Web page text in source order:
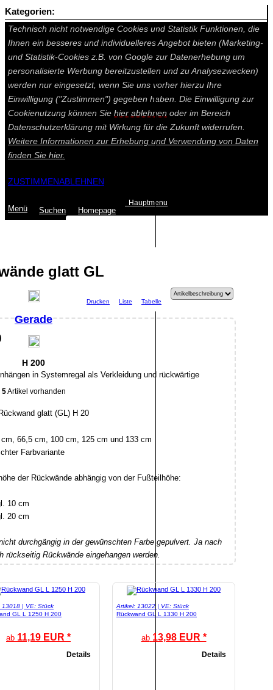
Auf dieser Seite werden technisch notwendige Cookies gesetzt.
Technisch nicht notwendige Cookies und Statistik Funktionen, die
Ihnen ein besseres und individuelleres Angebot bieten (Marketing-
und Statistik-Cookies z.B. von Google zur Datenerhebung um
personalisierte Werbung bereitzustellen und zu Analysezwecken)
werden nur eingesetzt, wenn Sie uns vorher hierzu Ihre
Einwilligung ("Zustimmen") gegeben haben. Die Einwilligung zur
Cookienutzung können Sie hier ablehnen oder im Bereich
Datenschutzerklärung mit Wirkung für die Zukunft widerrufen.
Weitere Informationen zur Erhebung und Verwendung von Daten
finden Sie hier.
ZUSTIMMENABLEHNEN
Menü Suchen Homepage
Hauptmenu
glatt GL
Gerade
H 200
5Artikel vorhanden
Drucken Liste Tabelle
in Systemregal als Verkleidung und rückwärtige
66,5 cm, 100 cm, 125 cm und 133 cm
Farbvariante
der Rückwände abhängig von der Fußteilhöhe:
10 cm
20 cm
durchgängig in der gewünschten Farbe gepulvert. Ja nach
Rückwände eingehangen werden.
13018 | VE: Stück
GL L 1250 H 200
ab 11,19 EUR *
Details
Artikel: 13022 | VE: Stück
Rückwand GL L 1330 H 200
ab 13,98 EUR *
Details
Kategorien: